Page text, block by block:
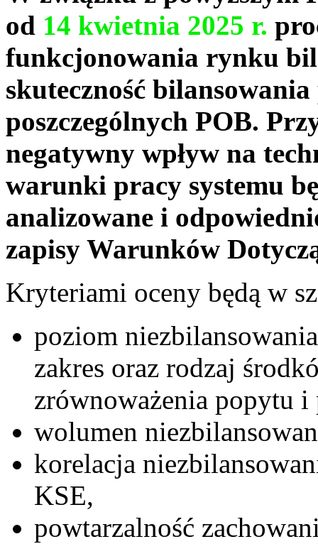
od 14 kwietnia 2025 r.
funkcjonowania rynku
skuteczność
poszczególnych POB.
negatywny wpływ na
warunki pracy systemu
analizowane i
zapisy Warunków
Kryteriami oceny będą w
poziom
zakres oraz rodzaj
zrównoważenia popytu
wolumen
korelacja
KSE,
powtarzalność